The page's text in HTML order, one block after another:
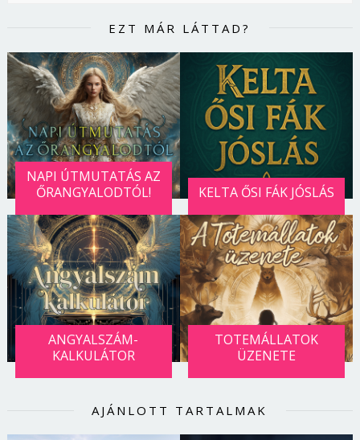
EZT MÁR LÁTTAD?
NAPI ÚTMUTATÁS AZ
ŐRANGYALODTÓL!
KELTA ŐSI FÁK JÓSLÁS
ANGYALSZÁM-
KALKULÁTOR
TOTEMÁLLATOK
ÜZENETE
AJÁNLOTT TARTALMAK